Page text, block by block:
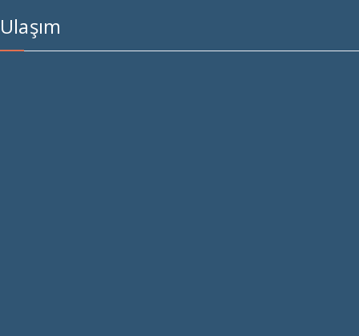
Ulaşım